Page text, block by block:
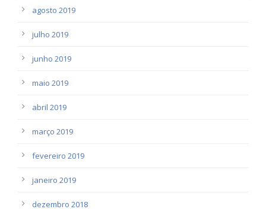
agosto 2019
julho 2019
junho 2019
maio 2019
abril 2019
março 2019
fevereiro 2019
janeiro 2019
dezembro 2018